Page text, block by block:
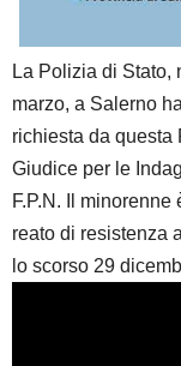
La Polizia di Stato,
marzo, a Salerno
richiesta da questa
Giudice per le
F.P.N. Il
reato di resistenza
lo scorso 29